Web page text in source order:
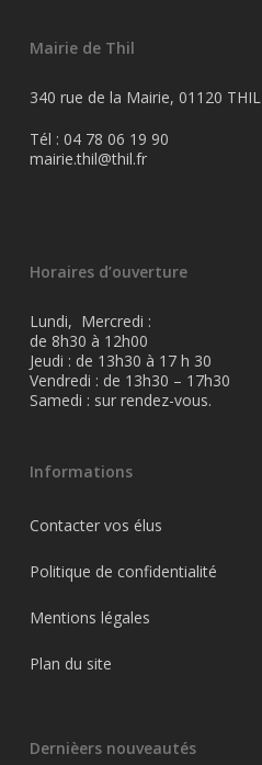
Mairie de Thil
340 rue de la Mairie, 01120 THIL
Tél : 04 78 06 19 90
mairie.thil@thil.fr
Horaires d’ouverture
Lundi, Mercredi :
de 8h30 à 12h00
Jeudi : de 13h30 à 17 h 30
Vendredi : de 13h30 – 17h30
Samedi : sur rendez-vous.
Informations
Contacter vos élus
Politique de confidentialité
Mentions légales
Plan du site
Dernièers nouveautés